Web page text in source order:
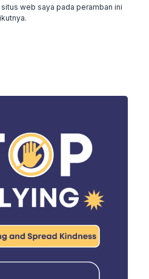
web saya pada peramban ini